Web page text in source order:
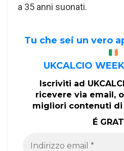
a 35 anni suonati.
Tu che sei un vero
UKCALCIO
Iscriviti ad
ricevere via email,
migliori contenuti di
É